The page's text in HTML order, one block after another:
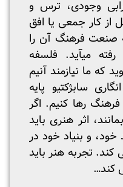
وجودی، ترس و
کار جمعی یا افق
صنعت فرهنگ آن را
می­آید. فلسفه
که ما نیازمند آنیم
سابژکتیو پایه
رها کنیم. اگر
اثر هنری باید
و بنیاد خود در
تجربه هنر باید
کند…